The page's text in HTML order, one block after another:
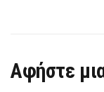
Αφήστε